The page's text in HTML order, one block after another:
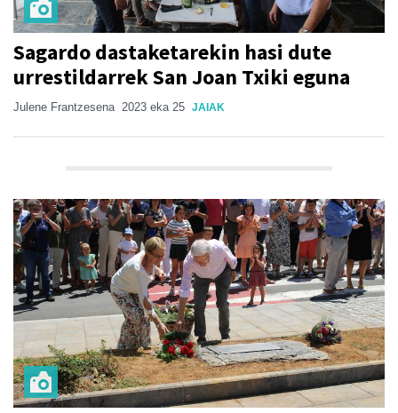
Sagardo dastaketarekin hasi dute
urrestildarrek San Joan Txiki eguna
Julene Frantzesena 2023 eka 25 JAIAK